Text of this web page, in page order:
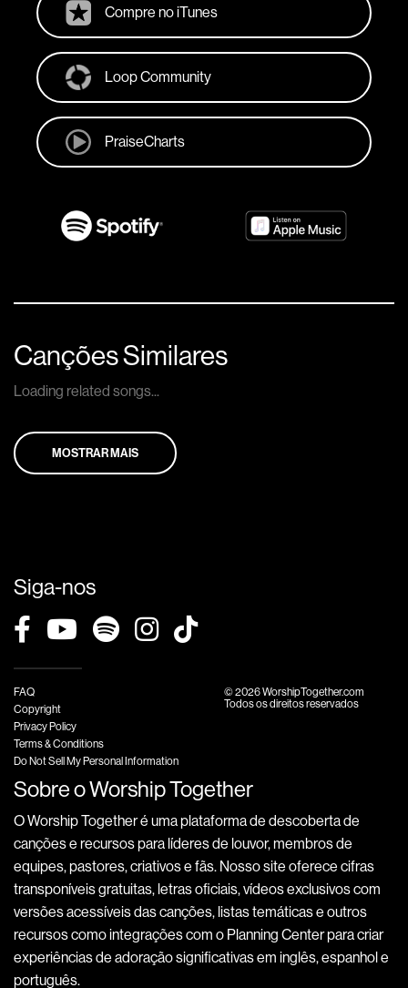
Compre no iTunes
Loop Community
PraiseCharts
Canções Similares
Loading related songs...
MOSTRAR MAIS
Siga-nos
FAQ
Copyright
Privacy Policy
Terms & Conditions
Do Not Sell My Personal Information
© 2026 WorshipTogether.com
Todos os direitos reservados
Sobre o Worship Together
O Worship Together é uma plataforma de descoberta de
canções e recursos para líderes de louvor, membros de
equipes, pastores, criativos e fãs. Nosso site oferece cifras
transponíveis gratuitas, letras oficiais, vídeos exclusivos com
versões acessíveis das canções, listas temáticas e outros
recursos como integrações com o Planning Center para criar
experiências de adoração significativas em inglês, espanhol e
português.